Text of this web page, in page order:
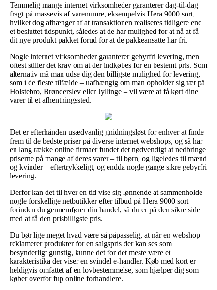
Temmelig mange internet virksomheder garanterer dag-til-dag
fragt på massevis af varenumre, eksempelvis Hera 9000 sort,
hvilket dog afhænger af at transaktionen realiseres tidligere end
et besluttet tidspunkt, således at de har mulighed for at nå at få
dit nye produkt pakket forud for at de pakkeansatte har fri.
Nogle internet virksomheder garanterer gebyrfri levering, men
oftest stiller det krav om at der indkøbes for en bestemt pris. Som
alternativ må man udse dig den billigste mulighed for levering,
som i de fleste tilfælde – uafhængig om man opholder sig tæt på
Holstebro, Brønderslev eller Jyllinge – vil være at få kørt dine
varer til et afhentningssted.
Det er efterhånden usædvanlig gnidningsløst for enhver at finde
frem til de bedste priser på diverse internet webshops, og så har
en lang række online firmaer fundet det nødvendigt at nedbringe
priserne på mange af deres varer – til børn, og ligeledes til mænd
og kvinder – eftertrykkeligt, og endda nogle gange sikre gebyrfri
levering.
Derfor kan det til hver en tid vise sig lønnende at sammenholde
nogle forskellige netbutikker efter tilbud på Hera 9000 sort
forinden du gennemfører din handel, så du er på den sikre side
med at få den prisbilligste pris.
Du bør lige meget hvad være så påpasselig, at når en webshop
reklamerer produkter for en salgspris der kan ses som
besynderligt gunstig, kunne det for det meste være et
karakteristika der viser en svindel e-handler. Køb med kort er
heldigvis omfattet af en lovbestemmelse, som hjælper dig som
køber overfor fup online forhandlere.